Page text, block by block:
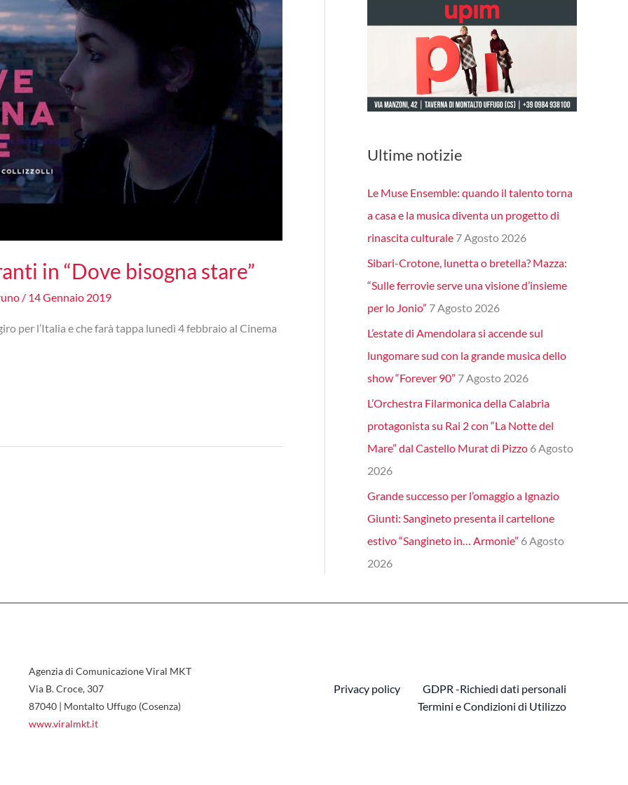
in “Dove bisogna stare”
/ 14 Gennaio 2019
per l’Italia e che farà tappa lunedì 4 febbraio al Cinema
Ultime notizie
Le Muse Ensemble: quando il talento torna
a casa e la musica diventa un progetto di
rinascita culturale 7 Agosto 2026
Sibari-Crotone, lunetta o bretella? Mazza:
“Sulle ferrovie serve una visione d’insieme
per lo Jonio” 7 Agosto 2026
L’estate di Amendolara si accende sul
lungomare sud con la grande musica dello
show “Forever 90” 7 Agosto 2026
L’Orchestra Filarmonica della Calabria
protagonista su Rai 2 con “La Notte del
Mare” dal Castello Murat di Pizzo 6 Agosto
2026
Grande successo per l’omaggio a Ignazio
Giunti: Sangineto presenta il cartellone
estivo “Sangineto in… Armonie” 6 Agosto
2026
Agenzia di Comunicazione Viral MKT
Via B. Croce, 307
87040 | Montalto Uffugo (Cosenza)
www.viralmkt.it
Privacy policy
GDPR -Richiedi dati personali
Termini e Condizioni di Utilizzo